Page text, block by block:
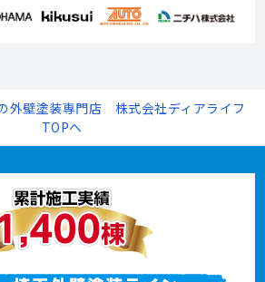
外壁塗装専門店 株式会社ディアライフ
TOPへ